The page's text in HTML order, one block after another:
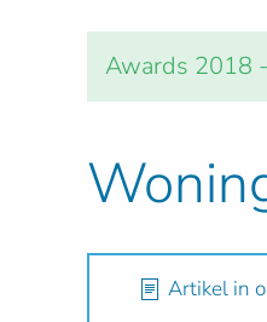
Awards 2018
Artikel in